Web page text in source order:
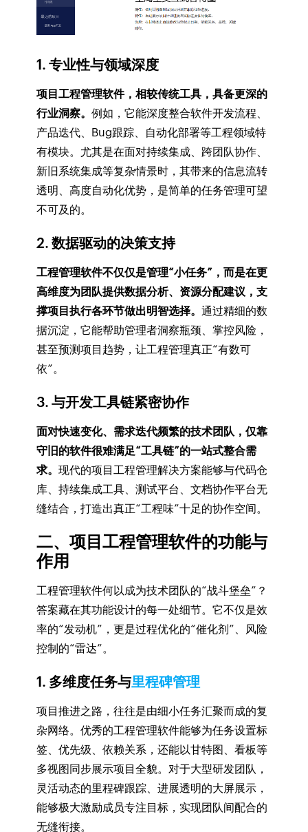
1. 专业性与领域深度
项目工程管理软件，相较传统工具，具备更深的
行业洞察。 例如，它能深度整合软件开发流程、
产品迭代、Bug跟踪、自动化部署等工程领域特
有模块。尤其是在面对持续集成、跨团队协作、
新旧系统集成等复杂情景时，其带来的信息流转
透明、高度自动化优势，是简单的任务管理可望
不可及的。
2. 数据驱动的决策支持
工程管理软件不仅仅是管理“小任务”，而是在更
高维度为团队提供数据分析、资源分配建议，支
撑项目执行各环节做出明智选择。 通过精细的数
据沉淀，它能帮助管理者洞察瓶颈、掌控风险，
甚至预测项目趋势，让工程管理真正“有数可
依”。
3. 与开发工具链紧密协作
面对快速变化、需求迭代频繁的技术团队，仅靠
守旧的软件很难满足“工具链”的一站式整合需
求。 现代的项目工程管理解决方案能够与代码仓
库、持续集成工具、测试平台、文档协作平台无
缝结合，打造出真正“工程味”十足的协作空间。
二、项目工程管理软件的功能与
作用
工程管理软件何以成为技术团队的“战斗堡垒”？
答案藏在其功能设计的每一处细节。它不仅是效
率的“发动机”，更是过程优化的“催化剂”、风险
控制的“雷达”。
1. 多维度任务与里程碑管理
项目推进之路，往往是由细小任务汇聚而成的复
杂网络。优秀的工程管理软件能够为任务设置标
签、优先级、依赖关系，还能以甘特图、看板等
多视图同步展示项目全貌。对于大型研发团队，
灵活动态的里程碑跟踪、进展透明的大屏展示，
能够极大激励成员专注目标，实现团队间配合的
无缝衔接。